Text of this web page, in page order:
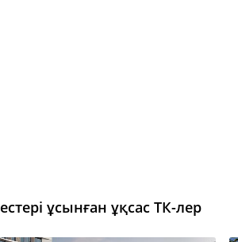
ұсынған ұқсас ТК-лер